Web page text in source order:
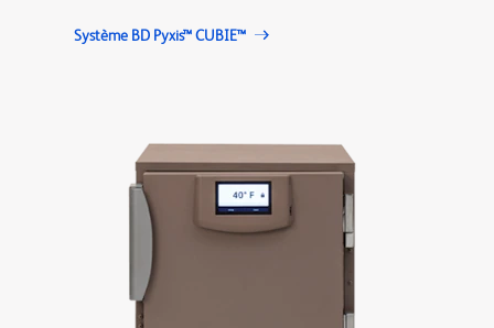
Système BD Pyxis™ CUBIE™